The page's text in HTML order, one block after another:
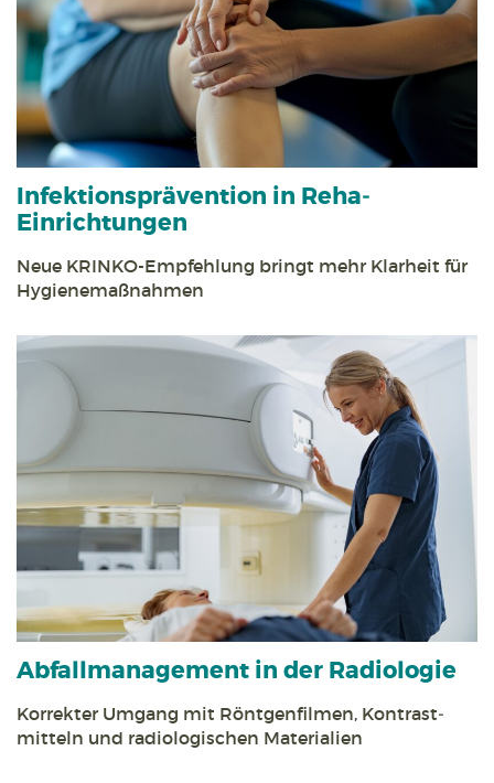
Infektions­prävention in Reha­
Einrichtungen
Neue KRINKO-Empfehlung bringt mehr Klarheit für
Hygiene­maßnahmen
Abfall­management in der Radiologie
Korrekter Umgang mit Röntgen­filmen, Kontrast­
mitteln und radiologischen Materialien